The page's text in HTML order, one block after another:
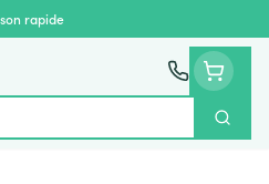
rapide